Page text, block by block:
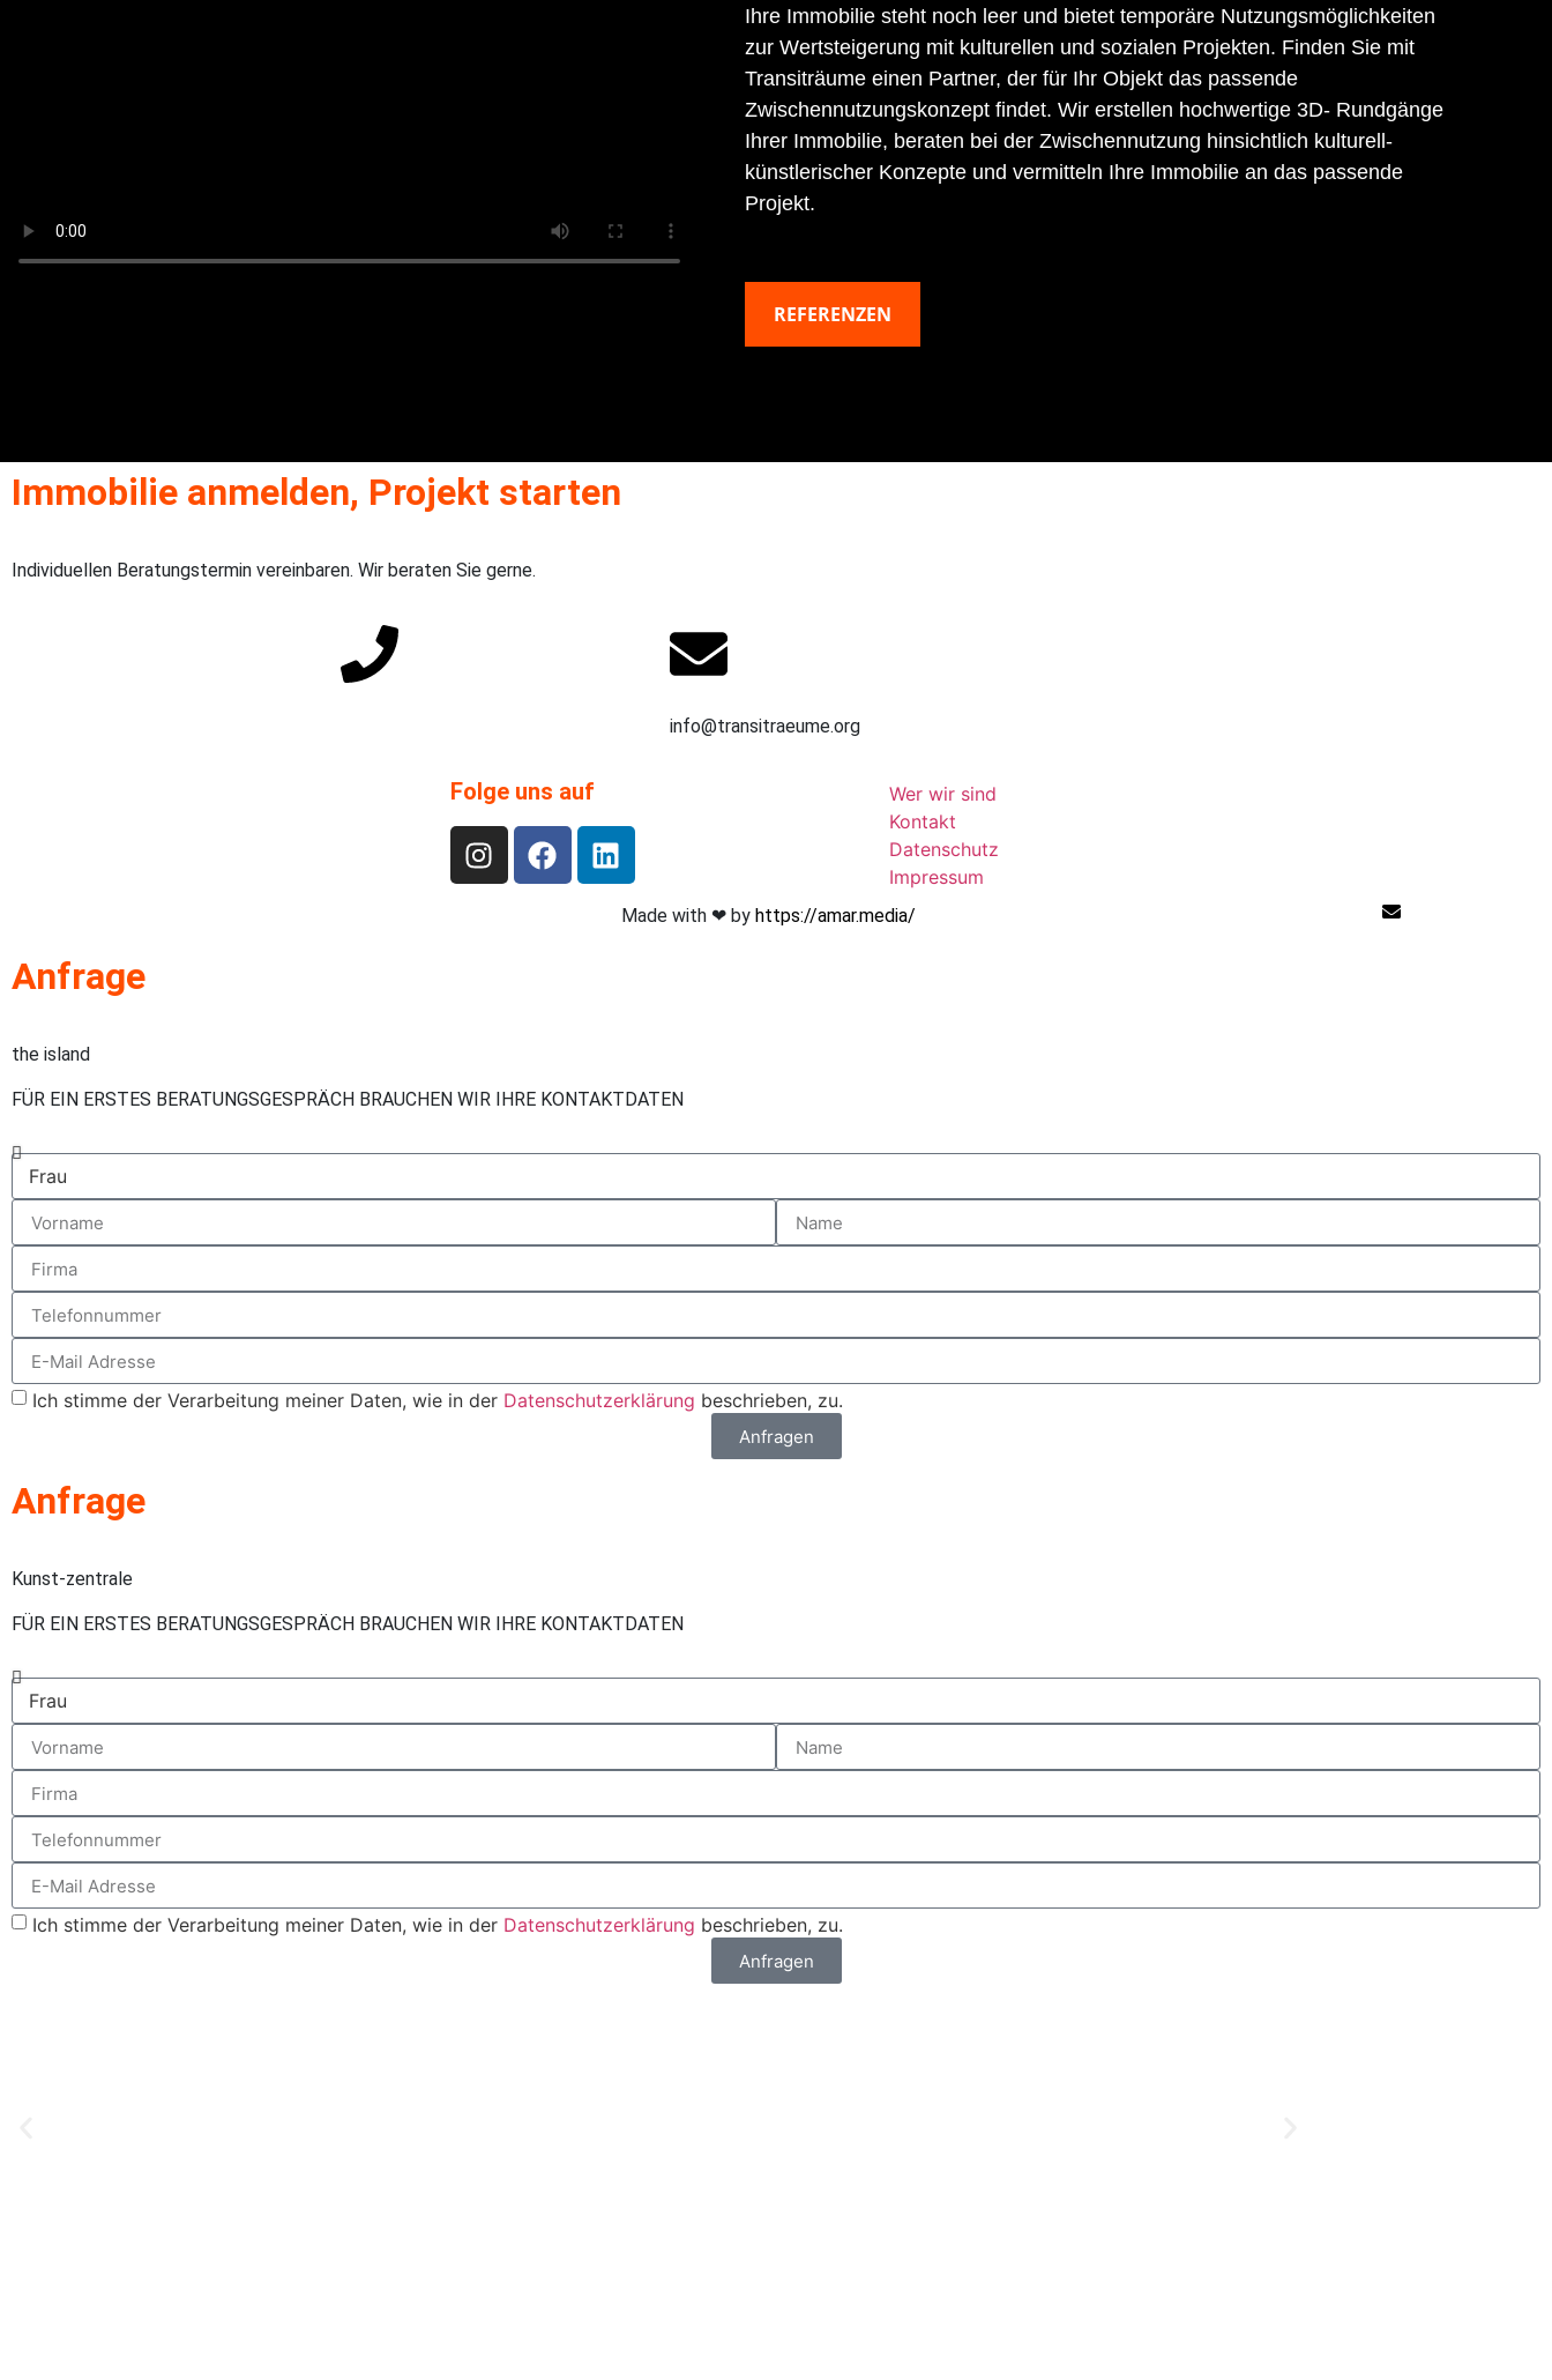
Ihre Immobilie steht noch leer und bietet temporäre Nutzungsmöglichkeiten
zur Wertsteigerung mit kulturellen und sozialen Projekten. Finden Sie mit
Transiträume einen Partner, der für Ihr Objekt das passende
Zwischennutzungskonzept findet. Wir erstellen hochwertige 3D- Rundgänge
Ihrer Immobilie, beraten bei der Zwischennutzung hinsichtlich kulturell-
künstlerischer Konzepte und vermitteln Ihre Immobilie an das passende
Projekt.
REFERENZEN
Immobilie anmelden, Projekt starten
Individuellen Beratungstermin vereinbaren. Wir beraten Sie gerne.
info@transitraeume.org
Folge uns auf
Wer wir sind
Kontakt
Datenschutz
Impressum
Made with ❤︎ by https://amar.media/
Anfrage
the island
FÜR EIN ERSTES BERATUNGSGESPRÄCH BRAUCHEN WIR IHRE KONTAKTDATEN
Ich stimme der Verarbeitung meiner Daten, wie in der Datenschutzerklärung beschrieben, zu.
Anfragen
Anfrage
Kunst-zentrale
FÜR EIN ERSTES BERATUNGSGESPRÄCH BRAUCHEN WIR IHRE KONTAKTDATEN
Ich stimme der Verarbeitung meiner Daten, wie in der Datenschutzerklärung beschrieben, zu.
Anfragen